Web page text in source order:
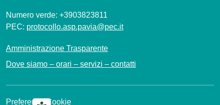
Numero verde: +3903823811
PEC: protocollo.asp.pavia@pec.it
Amministrazione Trasparente
Dove siamo – orari – servizi – contatti
Preferenze Cookie